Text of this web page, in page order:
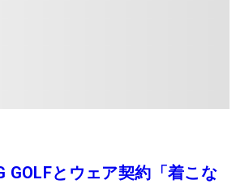
GOLFとウェア契約「着こな